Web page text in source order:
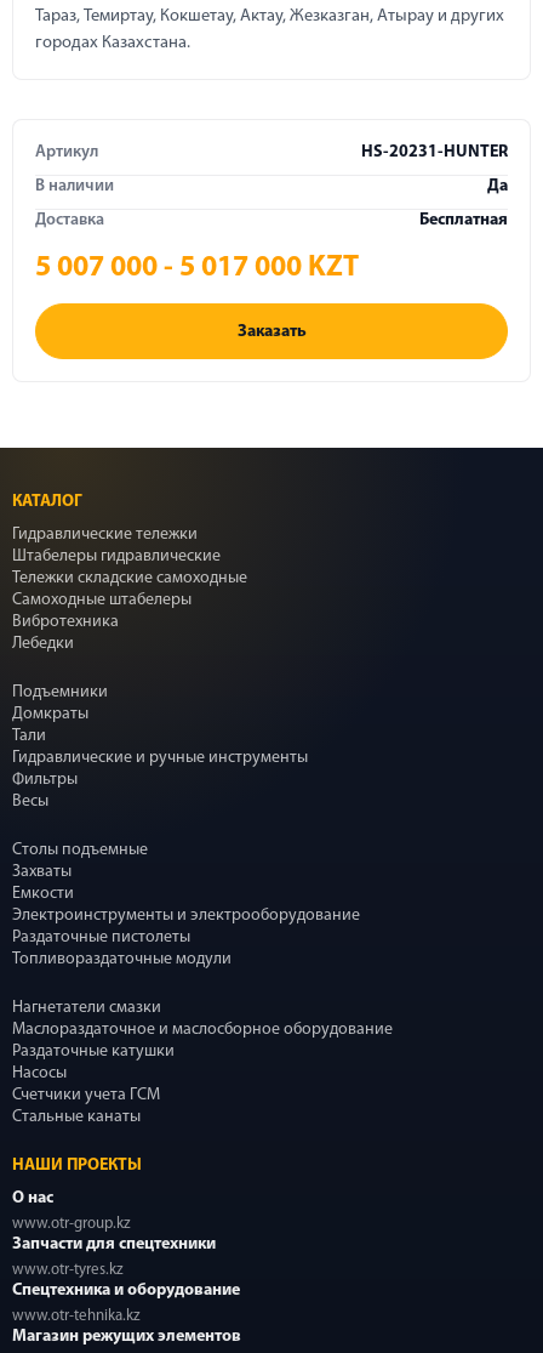
Тараз, Темиртау, Кокшетау, Актау, Жезказган, Атырау и других
городах Казахстана.
Артикул
HS-20231-HUNTER
В наличии
Да
Доставка
Бесплатная
5 007 000 - 5 017 000 KZT
Заказать
КАТАЛОГ
Гидравлические тележки
Штабелеры гидравлические
Тележки складские самоходные
Самоходные штабелеры
Вибротехника
Лебедки
Подъемники
Домкраты
Тали
Гидравлические и ручные инструменты
Фильтры
Весы
Столы подъемные
Захваты
Емкости
Электроинструменты и электрооборудование
Раздаточные пистолеты
Топливораздаточные модули
Нагнетатели смазки
Маслораздаточное и маслосборное оборудование
Раздаточные катушки
Насосы
Счетчики учета ГСМ
Стальные канаты
НАШИ ПРОЕКТЫ
О нас
www.otr-group.kz
Запчасти для спецтехники
www.otr-tyres.kz
Спецтехника и оборудование
www.otr-tehnika.kz
Магазин режущих элементов